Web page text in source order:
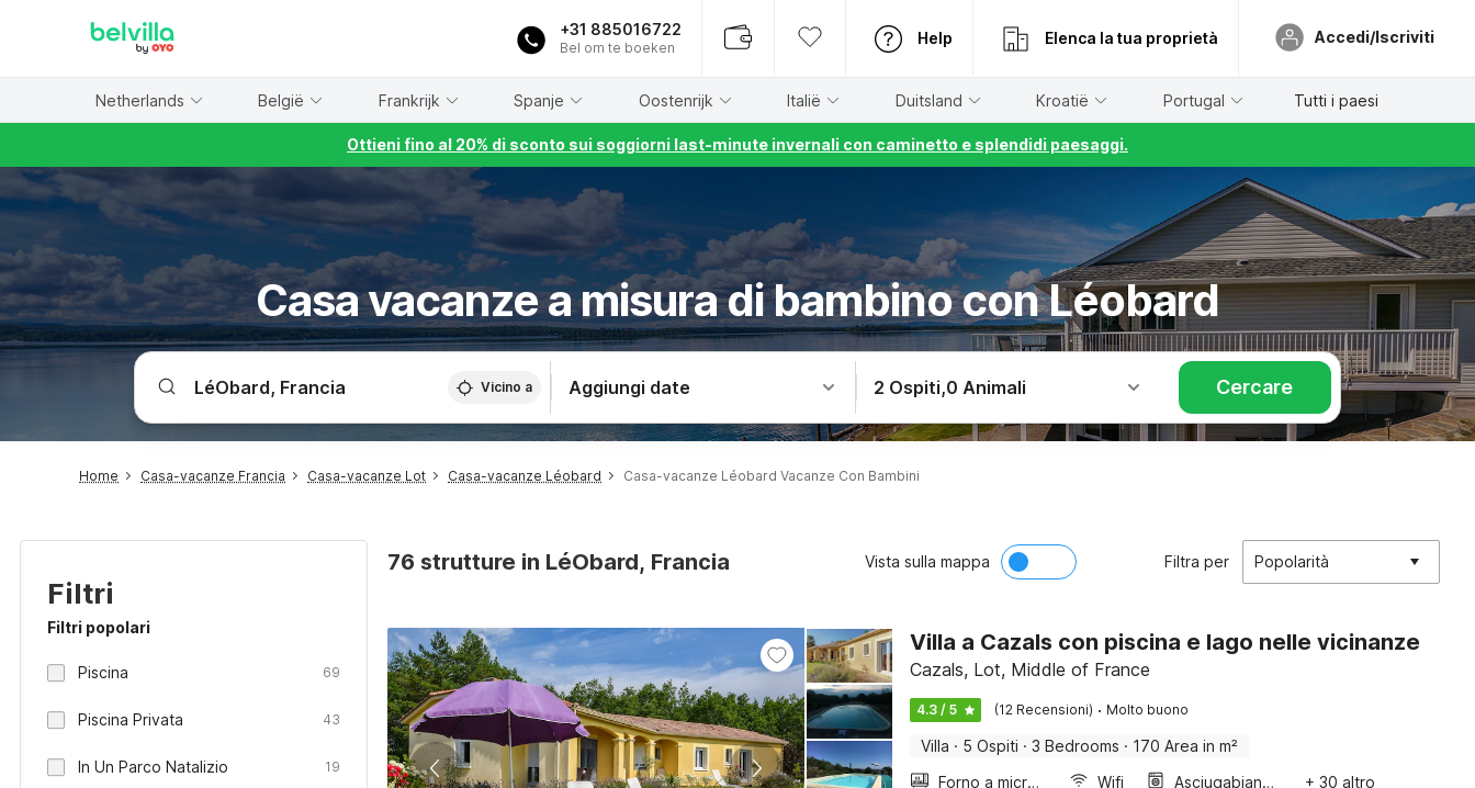
+31 885016722
Bel om te boeken
Help Elenca la tua proprietà Accedi/Iscriviti
Netherlands België Frankrijk Spanje Oostenrijk Italië Duitsland Kroatië Portugal Tutti i paesi
Ottieni fino al 20% di sconto sui soggiorni last-minute invernali con caminetto e splendidi paesaggi.
Casa vacanze a misura di bambino con Léobard
Vicino a Aggiungi date 2 Ospiti,0 Animali Cercare
Home Casa-vacanze Francia Casa-vacanze Lot Casa-vacanze Léobard Casa-vacanze Léobard Vacanze Con Bambini
Filtri
Filtri popolari
Piscina 69
Piscina Privata 43
In Un Parco Natalizio 19
76 strutture in LéObard, Francia Vista sulla mappa Filtra per Popolarità
Villa a Cazals con piscina e lago nelle vicinanze
Cazals, Lot, Middle of France
4.3 / 5 (12 Recensioni) · Molto buono
Villa · 5 Ospiti · 3 Bedrooms · 170 Area in m²
Forno a microonde combinato
Wifi Asciugabiancheria
+ 30 altro